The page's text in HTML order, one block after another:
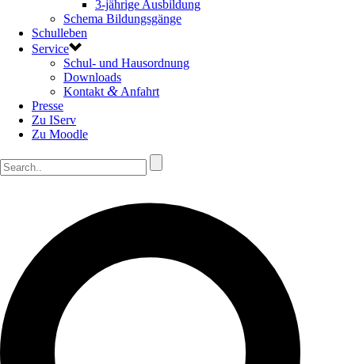
3-jährige Ausbildung
Schema Bildungsgänge
Schulleben
Service
Schul- und Hausordnung
Downloads
Kontakt & Anfahrt
Presse
Zu IServ
Zu Moodle